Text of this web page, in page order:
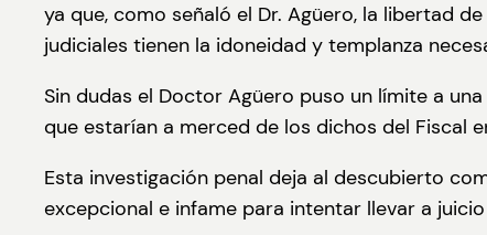
ya que, como señaló el Dr. Agüero, la libertad
judiciales tienen la idoneidad y templanza
Sin dudas el Doctor Agüero puso un límite a
que estarían a merced de los dichos del Fiscal
Esta investigación penal deja al descubierto
excepcional e infame para intentar llevar a